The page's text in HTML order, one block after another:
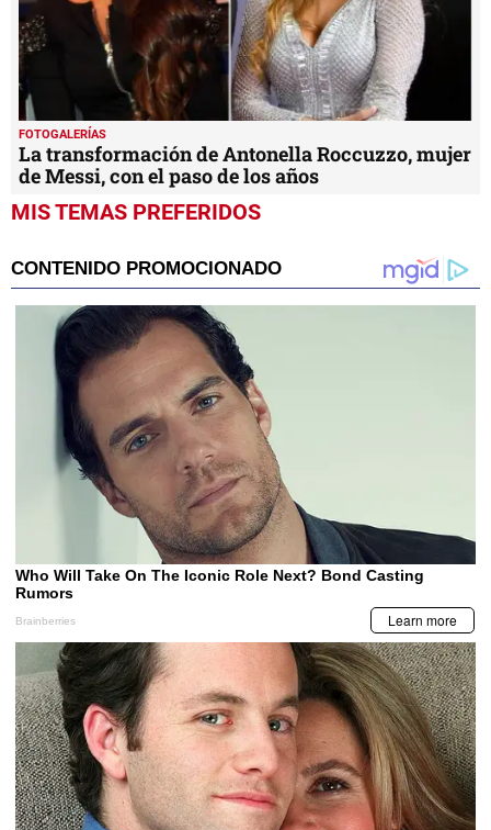
FOTOGALERÍAS
La transformación de Antonella Roccuzzo, mujer
de Messi, con el paso de los años
MIS TEMAS PREFERIDOS